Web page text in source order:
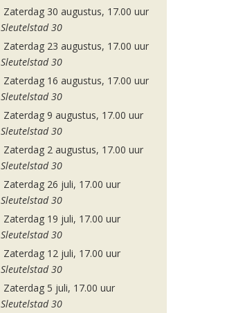
Zaterdag 30 augustus, 17.00 uur
Sleutelstad 30
Zaterdag 23 augustus, 17.00 uur
Sleutelstad 30
Zaterdag 16 augustus, 17.00 uur
Sleutelstad 30
Zaterdag 9 augustus, 17.00 uur
Sleutelstad 30
Zaterdag 2 augustus, 17.00 uur
Sleutelstad 30
Zaterdag 26 juli, 17.00 uur
Sleutelstad 30
Zaterdag 19 juli, 17.00 uur
Sleutelstad 30
Zaterdag 12 juli, 17.00 uur
Sleutelstad 30
Zaterdag 5 juli, 17.00 uur
Sleutelstad 30